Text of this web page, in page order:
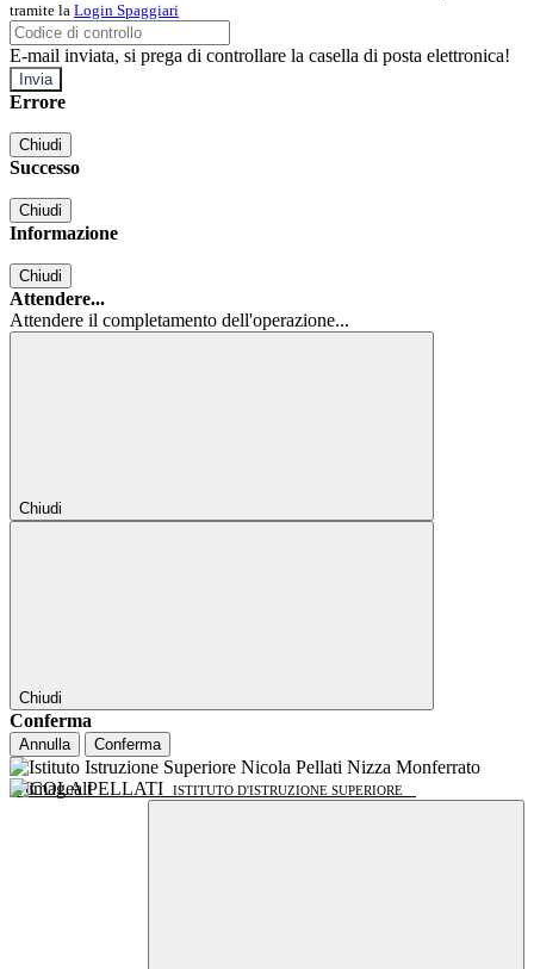
tramite la Login Spaggiari
E-mail inviata, si prega di controllare la casella di posta elettronica!
Errore
Chiudi
Successo
Chiudi
Informazione
Chiudi
Attendere...
Attendere il completamento dell'operazione...
Chiudi
Chiudi
Conferma
Annulla Conferma
NICOLA PELLATI ISTITUTO D'ISTRUZIONE SUPERIORE